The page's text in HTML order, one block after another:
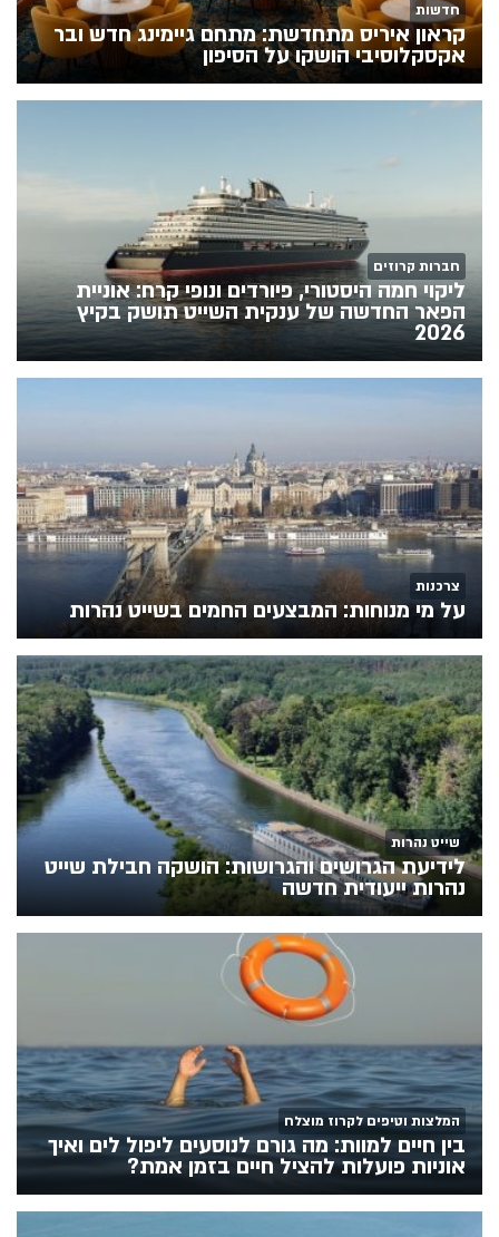
חדשות
קראון איריס מתחדשת: מתחם גיימינג חדש ובר
אקסקלוסיבי הושקו על הסיפון
חברות קרוזים
ליקוי חמה היסטורי, פיורדים ונופי קרח: אוניית
הפאר החדשה של ענקית השייט תושק בקיץ
2026
צרכנות
על מי מנוחות: המבצעים החמים בשייט נהרות
שייט נהרות
לידיעת הגרושים והגרושות: הושקה חבילת שייט
נהרות ייעודית חדשה
המלצות וטיפים לקרוז מוצלח
בין חיים למוות: מה גורם לנוסעים ליפול לים ואיך
אוניות פועלות להציל חיים בזמן אמת?